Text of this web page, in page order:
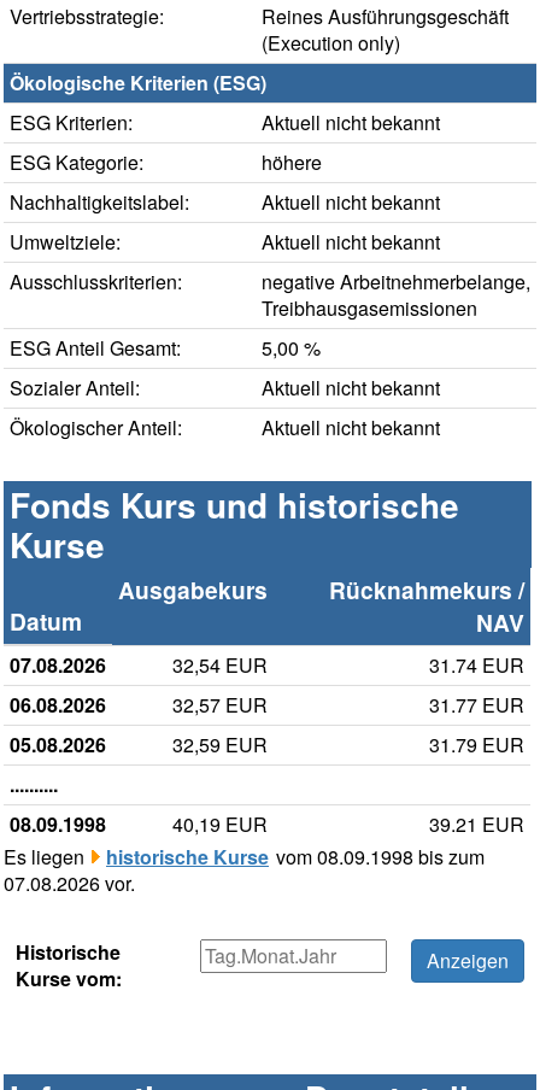
Vertriebsstrategie:
Reines Ausführungsgeschäft
(Execution only)
Ökologische Kriterien (ESG)
ESG Kriterien:
Aktuell nicht bekannt
ESG Kategorie:
höhere
Nachhaltigkeitslabel:
Aktuell nicht bekannt
Umweltziele:
Aktuell nicht bekannt
Ausschlusskriterien:
negative Arbeitnehmerbelange,
Treibhausgasemissionen
ESG Anteil Gesamt:
5,00 %
Sozialer Anteil:
Aktuell nicht bekannt
Ökologischer Anteil:
Aktuell nicht bekannt
Fonds Kurs und historische
Kurse
Datum
Ausgabekurs
Rücknahmekurs /
NAV
07.08.2026 32,54 EUR
31.74 EUR
06.08.2026
32,57 EUR
31.77 EUR
05.08.2026
32,59 EUR
31.79 EUR
..........
08.09.1998
40,19 EUR
39.21 EUR
Es liegen
historische Kurse vom 08.09.1998 bis zum
07.08.2026 vor.
Historische
Kurse vom: